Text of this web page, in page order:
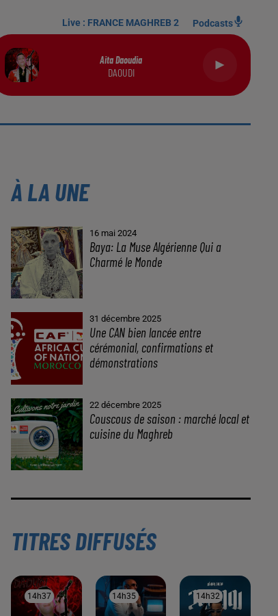
Live : FRANCE MAGHREB 2 Podcasts
Aita Daoudia
DAOUDI
À LA UNE
16 mai 2024
Baya: La Muse Algérienne Qui a
Charmé le Monde
31 décembre 2025
Une CAN bien lancée entre
cérémonial, confirmations et
démonstrations
22 décembre 2025
Couscous de saison : marché local et
cuisine du Maghreb
TITRES DIFFUSÉS
14h37
14h37 14h35
14h35 14h32
14h32